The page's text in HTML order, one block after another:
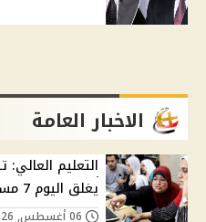
الاخبار العامة
يغلق اليوم 7 مساءً دون مد للمهلة